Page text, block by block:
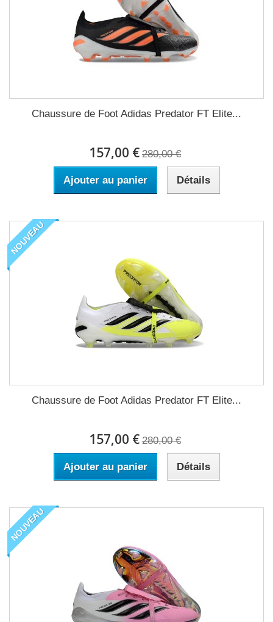
Chaussure de Foot Adidas Predator FT Elite...
157,00 € 280,00 €
Ajouter au panier Détails
NOUVEAU
Chaussure de Foot Adidas Predator FT Elite...
157,00 € 280,00 €
Ajouter au panier Détails
NOUVEAU